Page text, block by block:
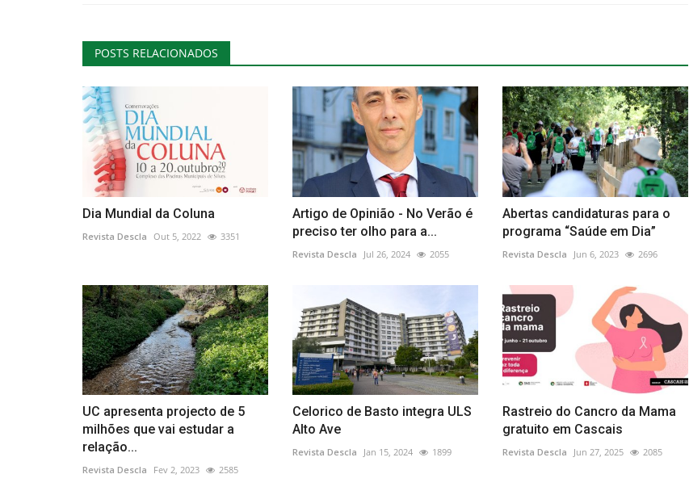
POSTS RELACIONADOS
Dia Mundial da Coluna
Revista Descla Out 5, 2022 3351
Artigo de Opinião - No Verão é
preciso ter olho para a...
Revista Descla Jul 26, 2024 2055
Abertas candidaturas para o
programa “Saúde em Dia”
Revista Descla Jun 6, 2023 2696
UC apresenta projecto de 5
milhões que vai estudar a
relação...
Revista Descla Fev 2, 2023 2585
Celorico de Basto integra ULS
Alto Ave
Revista Descla Jan 15, 2024 1899
Rastreio do Cancro da Mama
gratuito em Cascais
Revista Descla Jun 27, 2025 2085